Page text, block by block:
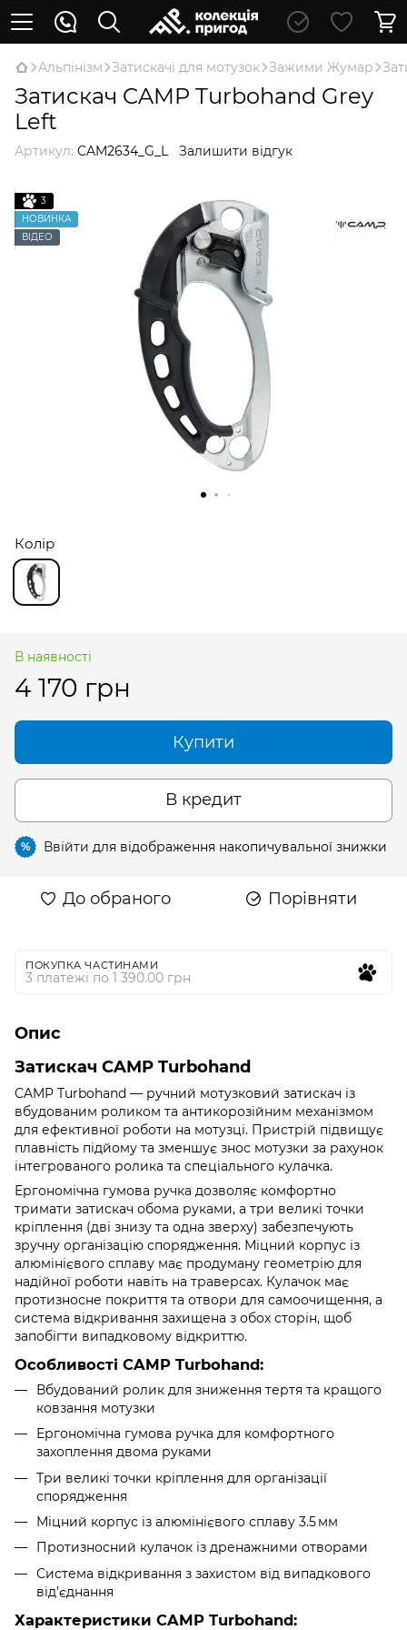
Альпінізм Затискачі для мотузок Зажими Жумар
Затискач CAMP Turbohand Grey
Left
Артикул: CAM2634_G_L Залишити відгук
3
НОВИНКА
ВІДЕО
Колір
В наявності
4 170 грн
Купити
В кредит
% Ввійти для відображення накопичувальної знижки
До обраного Порівняти
ПОКУПКА ЧАСТИНАМИ
3 платежі по 1 390.00 грн
Опис
Затискач CAMP Turbohand
CAMP Turbohand — ручний мотузковий затискач із
вбудованим роликом та антикорозійним механізмом
для ефективної роботи на мотузці. Пристрій підвищує
плавність підйому та зменшує знос мотузки за рахунок
інтегрованого ролика та спеціального кулачка.
Ергономічна гумова ручка дозволяє комфортно
тримати затискач обома руками, а три великі точки
кріплення (дві знизу та одна зверху) забезпечують
зручну організацію спорядження. Міцний корпус із
алюмінієвого сплаву має продуману геометрію для
надійної роботи навіть на траверсах. Кулачок має
протизносне покриття та отвори для самоочищення, а
система відкривання захищена з обох сторін, щоб
запобігти випадковому відкриттю.
Особливості CAMP Turbohand:
Вбудований ролик для зниження тертя та кращого
ковзання мотузки
Ергономічна гумова ручка для комфортного
захоплення двома руками
Три великі точки кріплення для організації
спорядження
Міцний корпус із алюмінієвого сплаву 3.5 мм
Протизносний кулачок із дренажними отворами
Система відкривання з захистом від випадкового
від’єднання
Характеристики CAMP Turbohand: